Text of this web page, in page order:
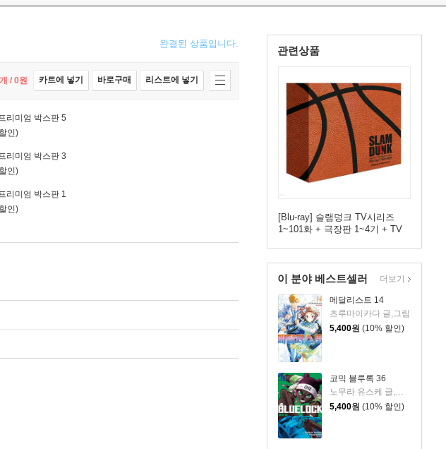
관련상품
[Blu-ray] 슬램덩크 TV시리즈
1~101화 + 극장판 1~4기 + TV
루레이
이 분야 베스트셀러
메달리스트 14
츠루마이카다 글,그림
5,400원 (10% 할인)
코믹 블루록 36
노무라 유스케 글,그림/카네시로 무네유키 원저
5,400원 (10% 할인)
더보기
완결된 상품입니다.
개 / 0원 카트에 넣기 바로구매 리스트에 넣기
리미엄 박스판 5
인)
리미엄 박스판 3
인)
리미엄 박스판 1
인)